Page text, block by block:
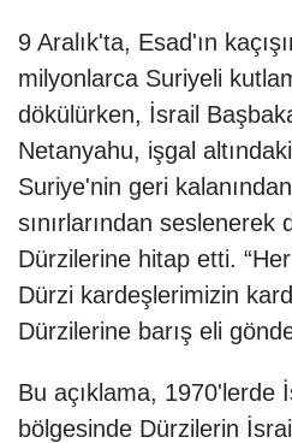
9 Aralık'ta, Esad'ın
milyonlarca Suriyeli
dökülürken, İsrail
Netanyahu, işgal
Suriye'nin geri
sınırlarından seslenerek
Dürzilerine hitap etti.
Dürzi kardeşlerimizin
Dürzilerine barış eli
Bu açıklama, 1970'lerde
bölgesinde Dürzilerin